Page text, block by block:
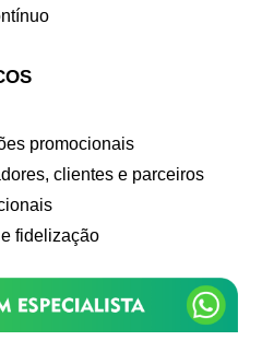
promocionais
clientes e parceiros
fidelização